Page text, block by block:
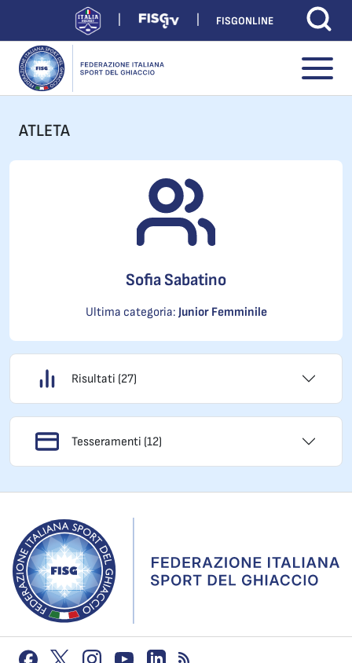
FISGONLINE
ATLETA
Sofia Sabatino
Ultima categoria: Junior Femminile
Risultati (27)
Tesseramenti (12)